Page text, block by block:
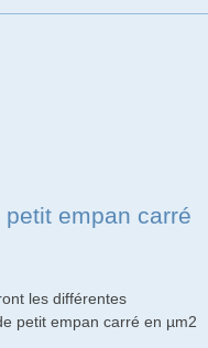
empan carré
les différentes
petit empan carré en µm2